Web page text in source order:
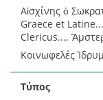
Αἰσχίνης ὁ
Graece et
Clericus...,
Κοινωφελές
Τύπος